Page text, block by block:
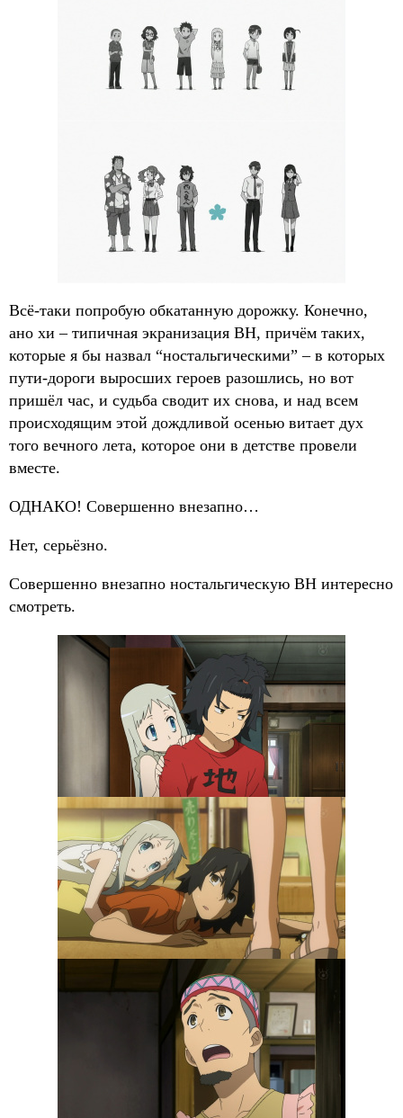
Всё-таки попробую обкатанную дорожку. Конечно,
ано хи – типичная экранизация ВН, причём таких,
которые я бы назвал “ностальгическими” – в которых
пути-дороги выросших героев разошлись, но вот
пришёл час, и судьба сводит их снова, и над всем
происходящим этой дождливой осенью витает дух
того вечного лета, которое они в детстве провели
вместе.
ОДНАКО! Совершенно внезапно…
Нет, серьёзно.
Совершенно внезапно ностальгическую ВН интересно
смотреть.